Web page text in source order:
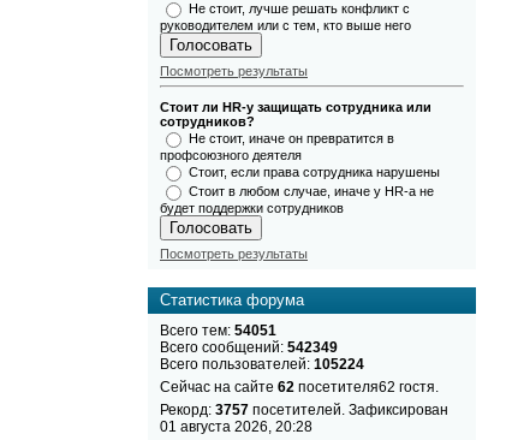
Не стоит, лучше решать конфликт с
руководителем или с тем, кто выше него
Посмотреть результаты
Стоит ли HR-у защищать сотрудника или
сотрудников?
Не стоит, иначе он превратится в
профсоюзного деятеля
Стоит, если права сотрудника нарушены
Стоит в любом случае, иначе у HR-а не
будет поддержки сотрудников
Посмотреть результаты
Статистика форума
Всего тем: 54051
Всего сообщений: 542349
Всего пользователей: 105224
Сейчас на сайте 62 посетителя62 гостя.
Рекорд: 3757 посетителей. Зафиксирован
01 августа 2026, 20:28